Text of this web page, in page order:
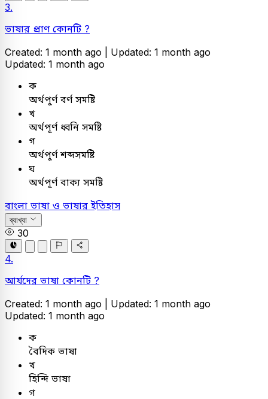
3.
ভাষার প্রাণ কোনটি ?
Created: 1 month ago | Updated: 1 month ago
Updated: 1 month ago
ক
অর্থপূর্ণ বর্ণ সমষ্টি
খ
অর্থপূর্ণ ধ্বনি সমষ্টি
গ
অর্থপূর্ণ শব্দসমষ্টি
ঘ
অর্থপূর্ণ বাক্য সমষ্টি
বাংলা ভাষা ও ভাষার ইতিহাস
ব্যাখ্যা
30
4.
আর্যদের ভাষা কোনটি ?
Created: 1 month ago | Updated: 1 month ago
Updated: 1 month ago
ক
বৈদিক ভাষা
খ
হিন্দি ভাষা
গ